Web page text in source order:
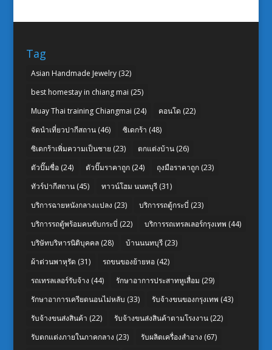
Tag
Asian Handmade Jewelry(32)
best homestay in chiang mai (25)
Muay Thai training Chiangmai (24) คอนโด (22)
จัดนำเที่ยวปากีสถาน(46) ซิเดกร้า (48)
ซิเดกร้าเพิ่มความเป็นชาย (23) ตกแต่งบ้าน(26)
ตัวปั๊มชื่อ(24) ตัวปั๊มราคาถูก(24) ถุงมือราคาถูก(23)
ทัวร์ปากีสถาน(45) ทาวน์โฮม นนทบุรี(31)
บริการฉายหนังกลางแปลง (23) บริการรถตู้กระบี่ (23)
บริการรถตู้พร้อมคนขับกระบี่ (22) บริการรถเทรลเลอร์กรุงเทพ (44)
บริษัทบริหารนิติบุคคล(28) บ้านนนทบุรี(23)
ผ้าต่วนพาหุรัด (31) รถขนของย้ายหอ(42)
รถเทรลเลอร์รับจ้าง (44) รักษาอาการประสาทหูเสื่อม (29)
รักษาอาการเครียดนอนไม่หลับ (33) รับจ้างขนของกรุงเทพ (43)
รับจ้างขนส่งสินค้า (22) รับจ้างขนส่งสินค้าตามโรงงาน(22)
รับตกแต่งภายในภาคกลาง (23) รับผลิตเครื่องสำอาง (67)